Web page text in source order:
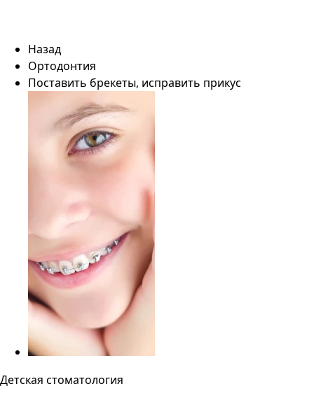
Назад
Ортодонтия
Поставить брекеты, исправить прикус
Детская стоматология